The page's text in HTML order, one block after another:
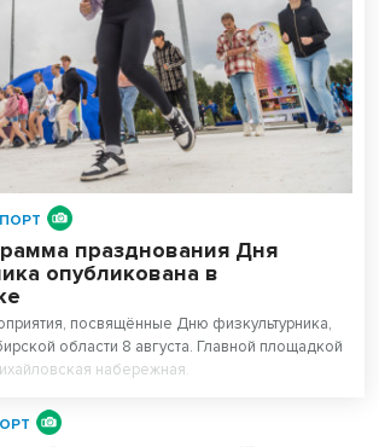
празднования Дня
опубликована в
посвящённые Дню физкультурника,
области 8 августа. Главной площадкой
набережная.